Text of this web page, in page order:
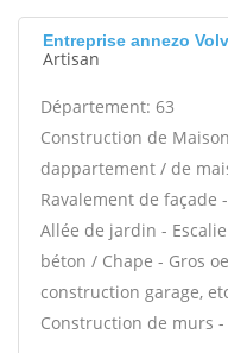
Entreprise annezo
Artisan
Département: 63
Construction de
dappartement / de
Ravalement de façade
Allée de jardin -
béton / Chape - Gros
construction garage,
Construction de murs -